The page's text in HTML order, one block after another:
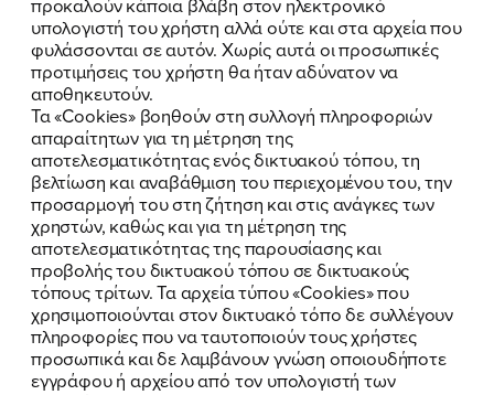
υπολογιστή του χρήστη αλλά ούτε και στα αρχεία που
φυλάσσονται σε αυτόν. Χωρίς αυτά οι προσωπικές
προτιμήσεις του χρήστη θα ήταν αδύνατον να
αποθηκευτούν.
Τα «Cookies» βοηθούν στη συλλογή πληροφοριών
απαραίτητων για τη μέτρηση της
αποτελεσματικότητας ενός δικτυακού τόπου, τη
βελτίωση και αναβάθμιση του περιεχομένου του, την
προσαρμογή του στη ζήτηση και στις ανάγκες των
χρηστών, καθώς και για τη μέτρηση της
αποτελεσματικότητας της παρουσίασης και
προβολής του δικτυακού τόπου σε δικτυακούς
τόπους τρίτων. Τα αρχεία τύπου «Cookies» που
χρησιμοποιούνται στον δικτυακό τόπο δε συλλέγουν
πληροφορίες που να ταυτοποιούν τους χρήστες
προσωπικά και δε λαμβάνουν γνώση οποιουδήποτε
εγγράφου ή αρχείου από τον υπολογιστή των